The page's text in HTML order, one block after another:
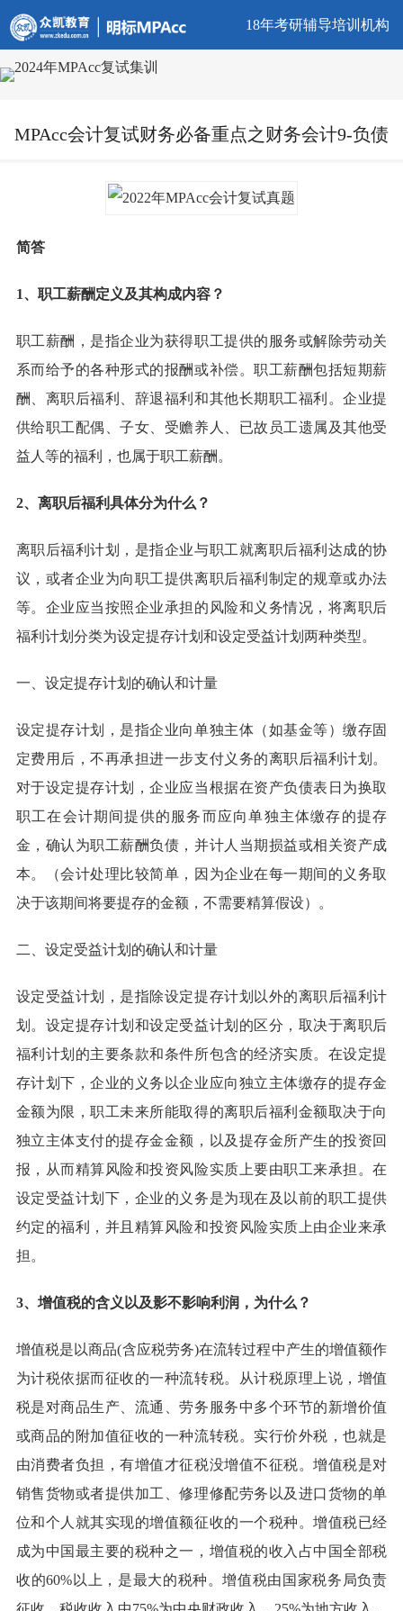
18年考研辅导培训机构
MPAcc会计复试财务必备重点之财务会计9-负债
简答
1、职工薪酬定义及其构成内容？
职工薪酬，是指企业为获得职工提供的服务或解除劳动关
系而给予的各种形式的报酬或补偿。职工薪酬包括短期薪
酬、离职后福利、辞退福利和其他长期职工福利。企业提
供给职工配偶、子女、受赡养人、已故员工遗属及其他受
益人等的福利，也属于职工薪酬。
2、离职后福利具体分为什么？
离职后福利计划，是指企业与职工就离职后福利达成的协
议，或者企业为向职工提供离职后福利制定的规章或办法
等。企业应当按照企业承担的风险和义务情况，将离职后
福利计划分类为设定提存计划和设定受益计划两种类型。
一、设定提存计划的确认和计量
设定提存计划，是指企业向单独主体（如基金等）缴存固
定费用后，不再承担进一步支付义务的离职后福利计划。
对于设定提存计划，企业应当根据在资产负债表日为换取
职工在会计期间提供的服务而应向单独主体缴存的提存
金，确认为职工薪酬负债，并计人当期损益或相关资产成
本。（会计处理比较简单，因为企业在每一期间的义务取
决于该期间将要提存的金额，不需要精算假设）。
二、设定受益计划的确认和计量
设定受益计划，是指除设定提存计划以外的离职后福利计
划。设定提存计划和设定受益计划的区分，取决于离职后
福利计划的主要条款和条件所包含的经济实质。在设定提
存计划下，企业的义务以企业应向独立主体缴存的提存金
金额为限，职工未来所能取得的离职后福利金额取决于向
独立主体支付的提存金金额，以及提存金所产生的投资回
报，从而精算风险和投资风险实质上要由职工来承担。在
设定受益计划下，企业的义务是为现在及以前的职工提供
约定的福利，并且精算风险和投资风险实质上由企业来承
担。
3、增值税的含义以及影不影响利润，为什么？
增值税是以商品(含应税劳务)在流转过程中产生的增值额作
为计税依据而征收的一种流转税。从计税原理上说，增值
税是对商品生产、流通、劳务服务中多个环节的新增价值
或商品的附加值征收的一种流转税。实行价外税，也就是
由消费者负担，有增值才征税没增值不征税。增值税是对
销售货物或者提供加工、修理修配劳务以及进口货物的单
位和个人就其实现的增值额征收的一个税种。增值税已经
成为中国最主要的税种之一，增值税的收入占中国全部税
收的60%以上，是最大的税种。增值税由国家税务局负责